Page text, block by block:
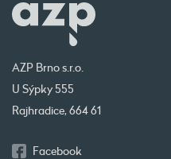
AZP Brno s.r.o.
U Sýpky 555
Rajhradice, 664 61
Facebook